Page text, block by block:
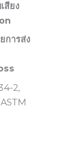
สียง
การส่ง
2,